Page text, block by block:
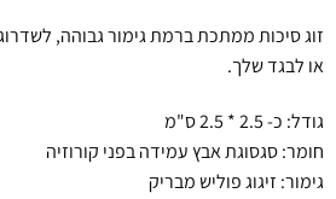
זוג סיכות ממתכת ברמת גימור גבוהה, לשדרוג
או לבגד שלך.
גודל: כ- 2.5 * 2.5 ס"מ
חומר: סגסוגת אבץ עמידה בפני קורוזיה
גימור: זיגוג פוליש מבריק